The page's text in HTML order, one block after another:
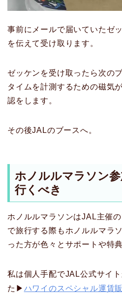
事前にメールで届いていたゼ
を伝えて受け取ります。
ゼッケンを受け取ったら次の
タイムを計測するための磁気
認をします。
その後JALのブースへ。
ホノルルマラソン
行くべき
ホノルルマラソンはJAL主催
で旅行する際もホノルルマラ
った方が色々とサポートや特
私は個人手配でJAL公式サイ
た▶ ハワイのスペシャル運賃